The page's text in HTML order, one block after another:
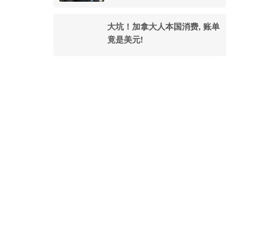
大坑！加拿大人本国消费, 账单
竟是美元!